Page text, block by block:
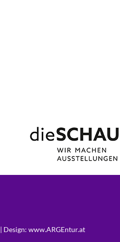
| Design: www.ARGEntur.at